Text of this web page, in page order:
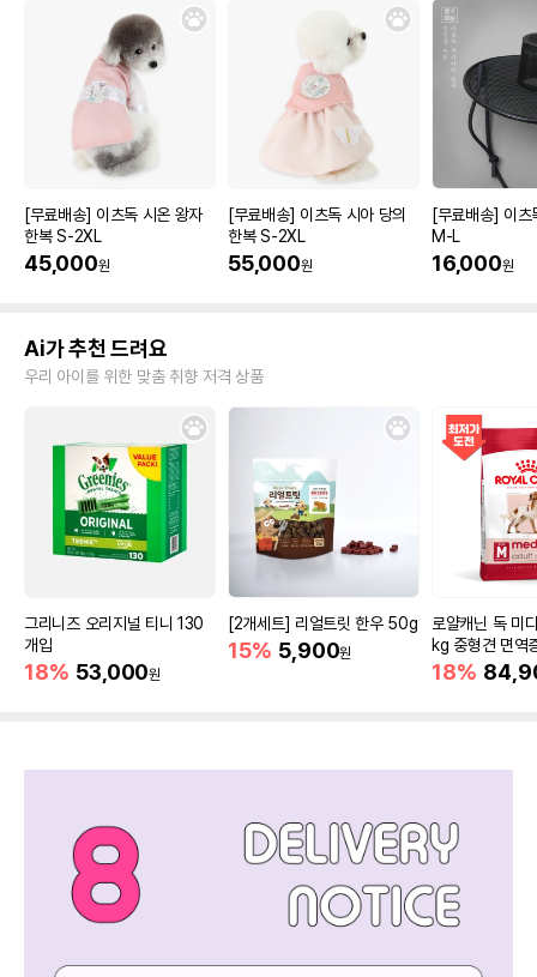
[무료배송] 이츠독 시온 왕자
한복 S-2XL
45,000원
[무료배송] 이츠독 시아 당의
한복 S-2XL
55,000원
[무료배송] 이츠
M-L
16,000원
Ai가 추천 드려요
우리 아이를 위한 맞춤 취향 저격 상품
그리니즈 오리지널 티니 130
개입
18% 53,000원
[2개세트] 리얼트릿 한우 50g
15% 5,900원
로얄캐닌 독 미
kg 중형견 면역
18%